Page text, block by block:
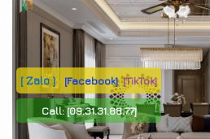
[ Zalo ] [Facebook] [TikTok]
Call:[09.31.31.88.77]